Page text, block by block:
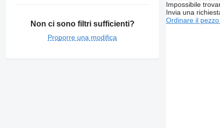
Non ci sono filtri sufficienti?
Proporre una modifica
Impossibile
Invia una
Ordinare il